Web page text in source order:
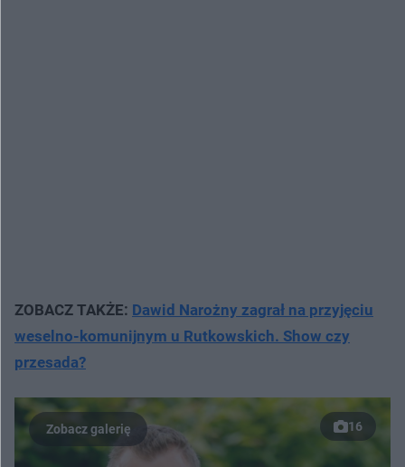
ZOBACZ TAKŻE: Dawid Narożny zagrał na przyjęciu
weselno-komunijnym u Rutkowskich. Show czy
przesada?
16